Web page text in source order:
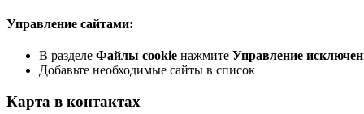
Управление сайтами:
В разделе Файлы cookie нажмите Управление
Добавьте необходимые сайты в список
Карта в контактах